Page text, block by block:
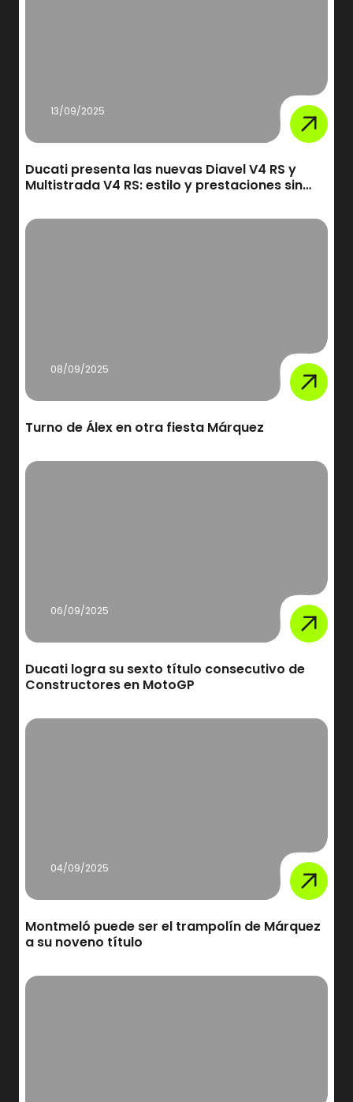
13/09/2025
Ducati presenta las nuevas Diavel V4 RS y
Multistrada V4 RS: estilo y prestaciones sin
08/09/2025
Turno de Álex en otra fiesta Márquez
06/09/2025
Ducati logra su sexto título consecutivo de
Constructores en MotoGP
04/09/2025
Montmeló puede ser el trampolín de Márquez
a su noveno título